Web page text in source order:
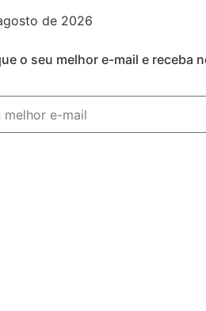
de 2026
o seu melhor e-mail e receba